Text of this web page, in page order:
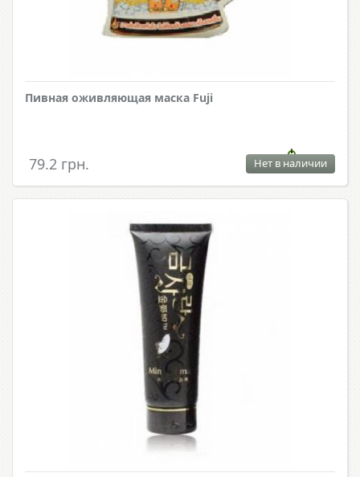
Пивная оживляющая маска Fuji
79.2 грн. Нет в наличии